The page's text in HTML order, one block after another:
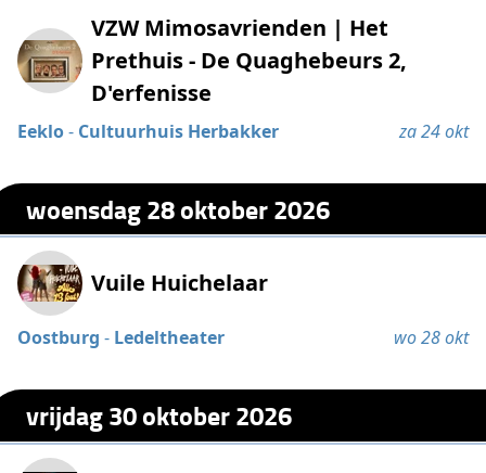
VZW Mimosavrienden | Het
Prethuis - De Quaghebeurs 2,
D'erfenisse
Eeklo- Cultuurhuis Herbakker za 24 okt
woensdag 28 oktober 2026
Vuile Huichelaar
Oostburg - Ledeltheater wo 28 okt
vrijdag 30 oktober 2026